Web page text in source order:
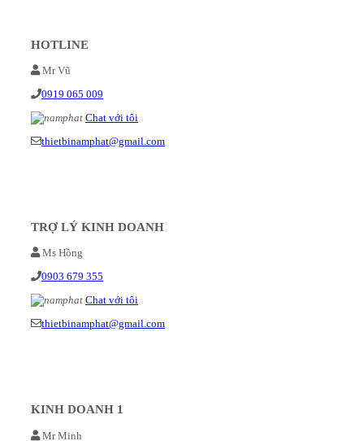
HOTLINE
Mr Vũ
0919 065 009
Chat với tôi
thietbinamphat@gmail.com
TRỢ LÝ KINH DOANH
Ms Hồng
0903 679 355
Chat với tôi
thietbinamphat@gmail.com
KINH DOANH 1
Mr Minh